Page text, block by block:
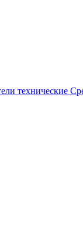
технические